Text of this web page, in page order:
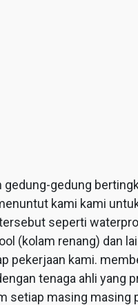
gedung
kami kami
seperti
(kolam renang) dan
pekerjaan kami.
tenaga ahli yang
setiap masing masing